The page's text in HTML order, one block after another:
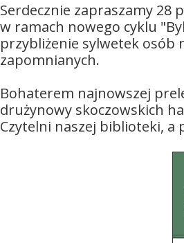
Serdecznie zapraszamy 28
w ramach nowego cyklu
przybliżenie sylwetek osób
zapomnianych.
Bohaterem najnowszej
drużynowy skoczowskich
Czytelni naszej biblioteki, a